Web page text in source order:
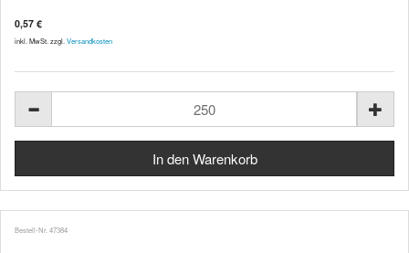
0,57 €
inkl. MwSt. zzgl. Versandkosten
Bestell-Nr. 47384